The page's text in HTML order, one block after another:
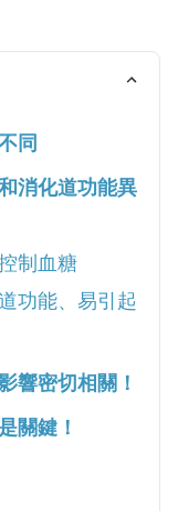
同
消化道功能異
制血糖
功能、易引起
響密切相關！
關鍵！